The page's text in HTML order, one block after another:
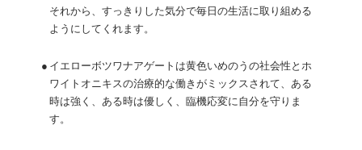
それから、すっきりした気分で毎日の生活に取り組める
ようにしてくれます。
● イエローボツワナアゲートは黄色いめのうの社会性とホ
ワイトオニキスの治療的な働きがミックスされて、ある
時は強く、ある時は優しく、臨機応変に自分を守りま
す。